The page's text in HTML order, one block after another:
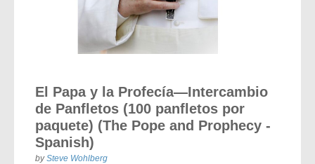
Testimonies for The Church
Word of Promise
History of the Church
Inspirational
Lifestyle
Great Controversy Sharing Edition
Sharing Tracts
Pocket Sharing Books
Desire of Ages Series
Great Controversy
Testimonies for the Church
Steps to Christ
Children & Youth
Study Bibles
Bible Commentary
Bible Study Helps
Platinum LARGE Print
NKJV
Sharing Edition
Spanish Remnant Study Bibles
Missionary Bibles
Bible Accessories
Bible Marking
For Kids
Journals
Health
Inspirational Speaking
All DVDs
El Set de Estudios Biblicos
La Biblia De Estudio Remnant
Todos Los Productos
the
beginning
the
El Papa y la Profecía—Intercambio
de Panfletos (100 panfletos por
paquete) (The Pope and Prophecy -
Spanish)
bySteve Wohlberg